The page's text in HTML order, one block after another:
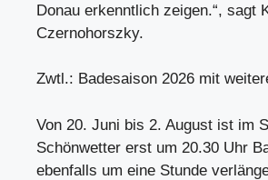
Donau erkenntlich zeigen.“, sagt
Czernohorszky.
Zwtl.: Badesaison 2026 mit
Von 20. Juni bis 2. August ist im
Schönwetter erst um 20.30 Uhr
ebenfalls um eine Stunde